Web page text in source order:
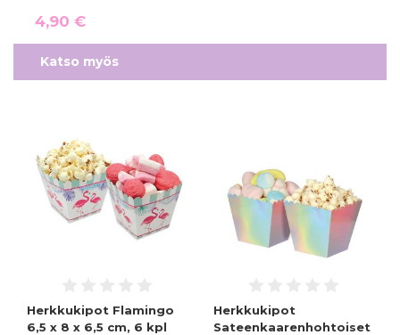
4,90 €
Katso myös
Herkkukipot Flamingo
6,5 x 8 x 6,5 cm, 6 kpl
Herkkukipot
Sateenkaarenhohtoiset